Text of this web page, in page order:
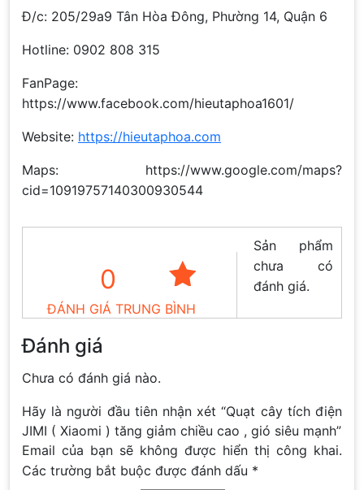
Đ/c: 205/29a9 Tân Hòa Đông, Phường 14, Quận 6
Hotline: 0902 808 315
FanPage:
https://www.facebook.com/hieutaphoa1601/
Website: https://hieutaphoa.com
Maps: https://www.google.com/maps?
cid=10919757140300930544
0
ĐÁNH GIÁ TRUNG BÌNH
Sản phẩm
chưa có
đánh giá.
Đánh giá
Chưa có đánh giá nào.
Hãy là người đầu tiên nhận xét “Quạt cây tích điện
JIMI ( Xiaomi ) tăng giảm chiều cao , gió siêu mạnh”
Email của bạn sẽ không được hiển thị công khai.
Các trường bắt buộc được đánh dấu *